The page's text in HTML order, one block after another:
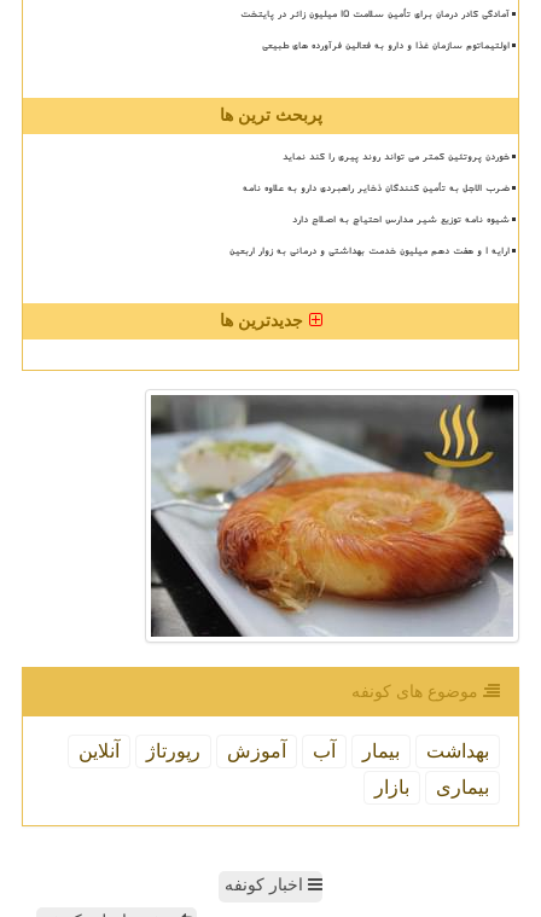
آمادگی کادر درمان برای تأمین سلامت 15 میلیون زائر در پایتخت
اولتیماتوم سازمان غذا و دارو به فعالین فرآورده های طبیعی
پربحث ترین ها
خوردن پروتئین کمتر می تواند روند پیری را کند نماید
ضرب الاجل به تأمین کنندگان ذخایر راهبردی دارو به علاوه نامه
شیوه نامه توزیع شیر مدارس احتیاج به اصلاح دارد
ارایه ۱ و هفت دهم میلیون خدمت بهداشتی و درمانی به زوار اربعین
جدیدترین ها
موضوع های كونفه
بهداشت بیمار آب آموزش رپورتاژ
آنلاین
بیماری
بازار
اخبار کونفه